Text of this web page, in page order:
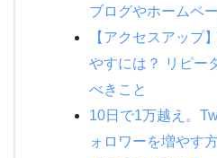
ブログやホームペ
【アクセスアップ
やすには？ リピー
べきこと
10日で1万越え。
ォロワーを増やす